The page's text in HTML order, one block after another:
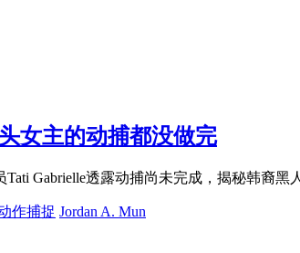
女主的动捕都没做完
Gabrielle透露动捕尚未完成，揭秘韩裔
作捕捉 Jordan A. Mun